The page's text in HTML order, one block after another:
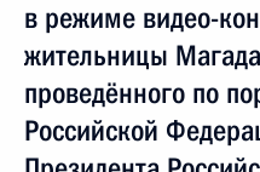
в режиме видео-
жительницы
проведённого по
Российской